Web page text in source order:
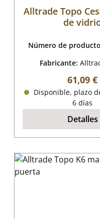
Alltrade Topo
de
Número de
Fabricante:
Precio
61,09 €
Disponible, plazo
6 días
Detalles